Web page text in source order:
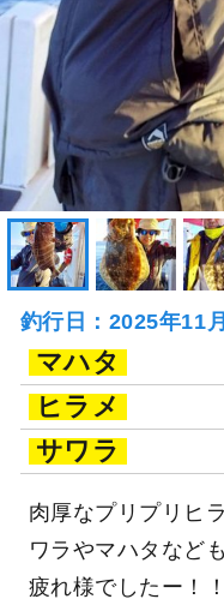
釣行日：2025年11
マハタ
ヒラメ
サワラ
肉厚なプリプリヒ
ワラやマハタなど
疲れ様でしたー！！